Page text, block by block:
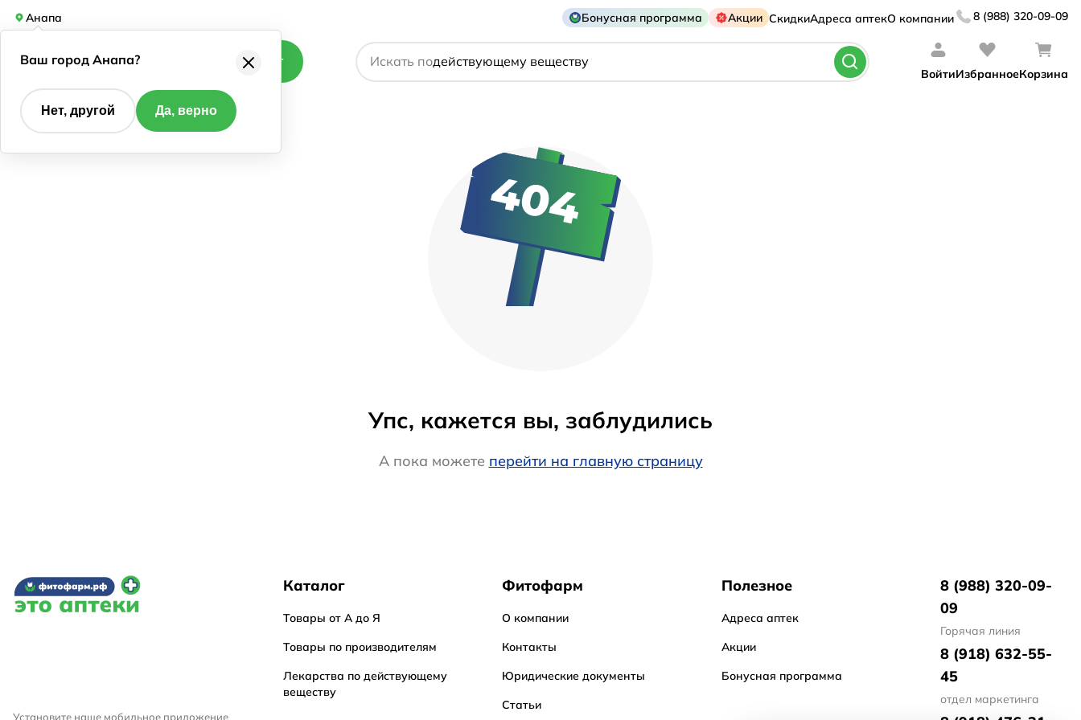
Анапа Бонусная программа Акции СкидкиАдреса аптекО компании 8 (988) 320-09-09
Каталог Искать по
названию препарата
действующему веществу
ВойтиИзбранноеКорзина
Упс, кажется вы, заблудились
А пока можете перейти на главную страницу
Установите наше мобильное приложение
Каталог
Товары от А до Я
Товары по производителям
Лекарства по действующему
веществу
Фитофарм
О компании
Контакты
Юридические документы
Статьи
Полезное
Адреса аптек
Акции
Бонусная программа
8 (988) 320-09-
09
Горячая линия
8 (918) 632-55-
45
отдел маркетинга
Ваш город Анапа?
Нет, другой Да, верно